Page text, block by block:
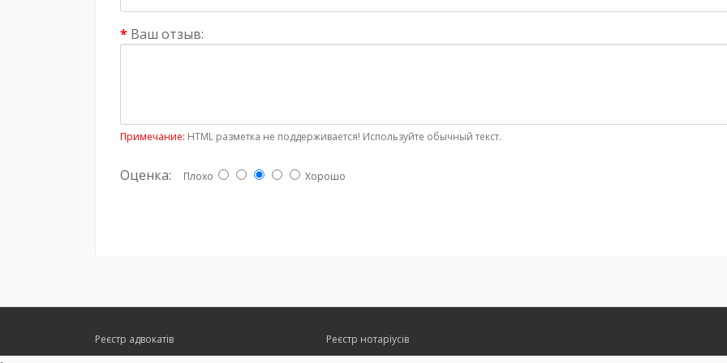
Ваш отзыв:
Примечание: HTML разметка не поддерживается! Используйте обычный текст.
Оценка: Плохо Хорошо
Реєстр адвокатів Реєстр нотаріусів